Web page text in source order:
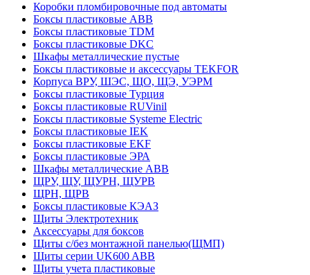
Коробки пломбировочные под автоматы
Боксы пластиковые ABB
Боксы пластиковые TDM
Боксы пластиковые DKC
Шкафы металлические пустые
Боксы пластиковые и аксессуары TEKFOR
Корпуса ВРУ, ШЭС, ЩО, ЩЭ, УЭРМ
Боксы пластиковые Турция
Боксы пластиковые RUVinil
Боксы пластиковые Systeme Electric
Боксы пластиковые IEK
Боксы пластиковые EKF
Боксы пластиковые ЭРА
Шкафы металлические ABB
ЩРУ, ЩУ, ЩУРН, ЩУРВ
ЩРН, ЩРВ
Боксы пластиковые КЭАЗ
Щиты Электротехник
Аксессуары для боксов
Щиты с/без монтажной панелью(ЩМП)
Щиты серии UK600 ABB
Щиты учета пластиковые